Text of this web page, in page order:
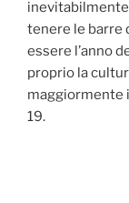
inevitabilmente
tenere le barre
essere l’anno
proprio la
maggiormente
19.